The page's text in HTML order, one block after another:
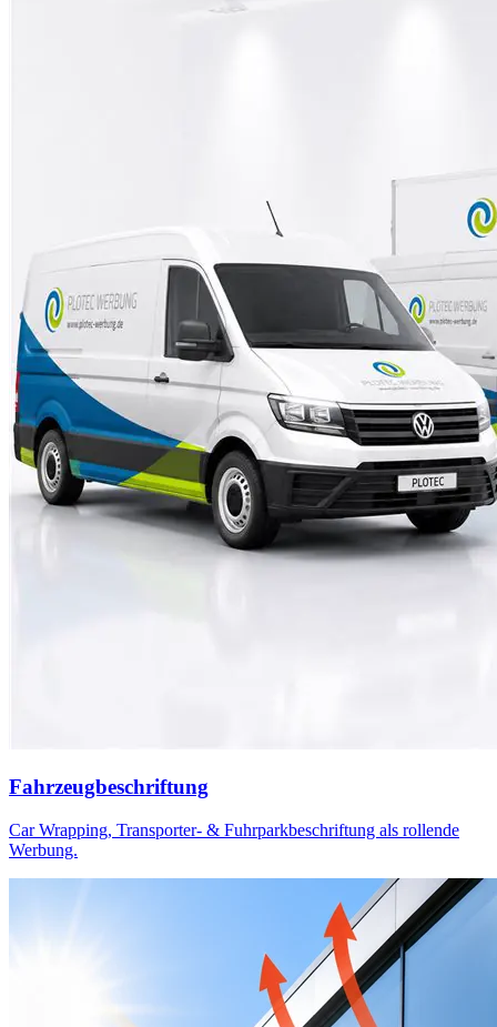
Fahrzeugbeschriftung
Car Wrapping, Transporter- & Fuhrparkbeschriftung als rollende
Werbung.